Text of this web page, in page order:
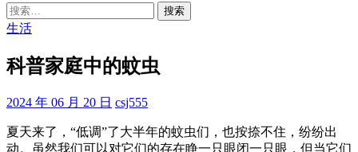
搜
索：
生活
科普家庭中的蚊虫
2024 年 06 月 20 日 csj555
夏天来了，“低调”了大半年的蚊虫们，也按捺不住，纷纷出
动。虽然我们可以对它们的存在睁一只眼闭一只眼，但当它们